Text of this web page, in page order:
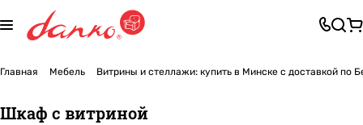
Главная Мебель Витрины и стеллажи: купить в Минске с доставкой по
Шкаф с витриной